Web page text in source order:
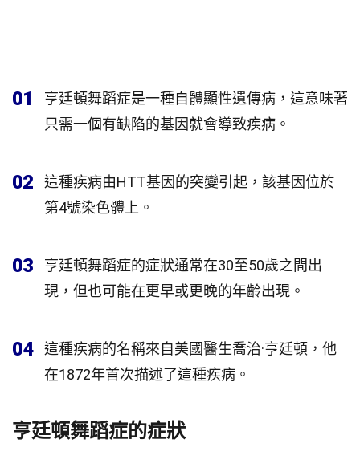
01
亨廷頓舞蹈症是一種自體顯性遺傳病，這意味著
只需一個有缺陷的基因就會導致疾病。
02
這種疾病由HTT基因的突變引起，該基因位於
第4號染色體上。
03
亨廷頓舞蹈症的症狀通常在30至50歲之間出
現，但也可能在更早或更晚的年齡出現。
04
這種疾病的名稱來自美國醫生喬治·亨廷頓，他
在1872年首次描述了這種疾病。
亨廷頓舞蹈症的症狀